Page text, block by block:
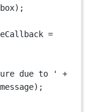
=
due to '
+